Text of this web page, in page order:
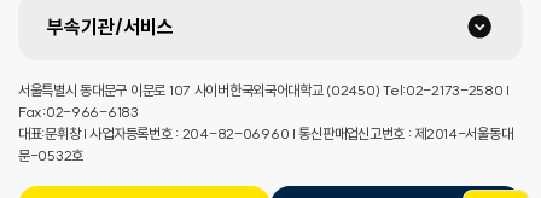
부속기관/서비스
서울특별시 동대문구 이문로 107 사이버한국외국어대학교 (02450) Tel:02-2173-2580 |
Fax:02-966-6183
대표:문휘창 | 사업자등록번호 : 204-82-06960 | 통신판매업신고번호 : 제2014-서울동대
문-0532호